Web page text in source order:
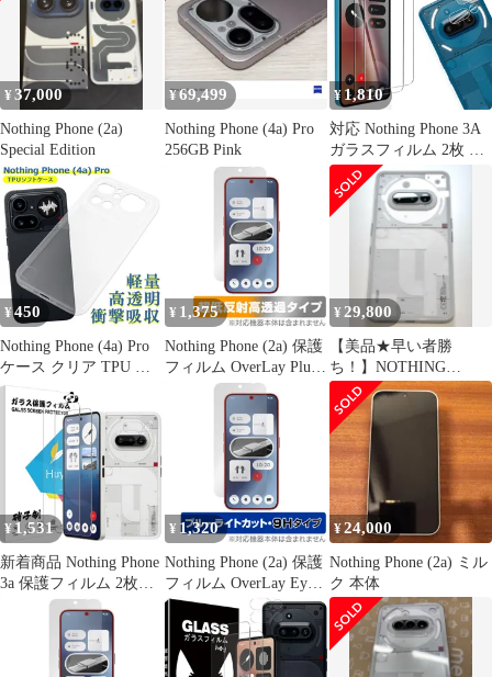
¥37,000
Nothing Phone (2a)
Special Edition
¥ 69,499
Nothing Phone (4a) Pro
256GB Pink
¥ 1,810
対応 Nothing Phone 3A
ガラスフィルム 2枚 + 2
枚 対応 Nothing Phone
3A レンズ保護フィルム
対応 Nothing Phone 3A
用のフィルム 液晶保護
フィルム 全面保護 耐衝
撃 極薄 気泡ゼロ 指紋
防止【レンズ保護フ
¥450
Nothing Phone (4a) Pro
ケース クリア TPU ナ
ッシング ソフト カバー
シンプル スマホ シリコ
ン 衝撃吸収 透明 耐衝
撃 保護
¥ 1,375
Nothing Phone (2a) 保護
フィルム OverLay Plus
Premium ナッシング ス
晶保護 アンチグレア 反
射防止 高透過
¥ 29,800
【美品★早い者勝
ち！】NOTHING
PHONE 3A
¥1,531
新着商品 Nothing Phone
3a 保護フィルム 2枚
+Nothing Phone 3a カメ
Nothing Phone 3a フィル
ム ワンタッチ貼付け 気
¥ 1,320
Nothing Phone (2a) 保護
フィルム OverLay Eye
Protector 9H ナッシング
スマホ用保護フィルム
液晶保護 9H 高硬度 ブ
ルーライトカット
¥24,000
Nothing Phone (2a) ミル
ク 本体